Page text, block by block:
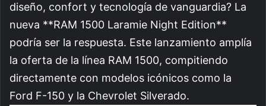
diseño, confort y tecnología de vanguardia? La
nueva **RAM 1500 Laramie Night Edition**
podría ser la respuesta. Este lanzamiento amplía
la oferta de la línea RAM 1500, compitiendo
directamente con modelos icónicos como la
Ford F-150 y la Chevrolet Silverado.